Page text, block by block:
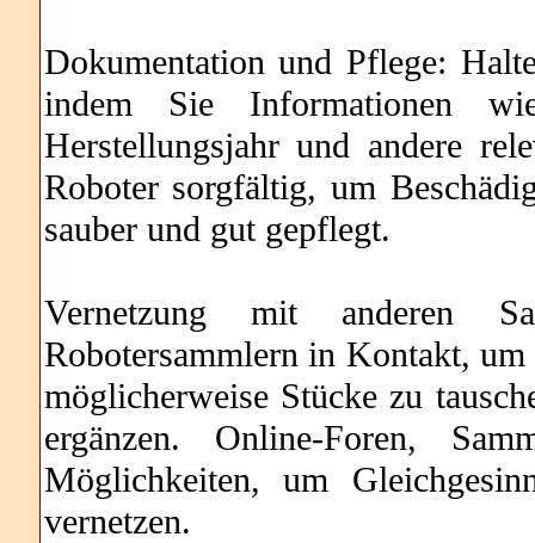
Dokumentation und Pflege:
indem Sie Informationen
Herstellungsjahr und andere
Roboter sorgfältig, um
sauber und gut gepflegt.
Vernetzung mit anderen
Robotersammlern in Kontakt,
möglicherweise Stücke zu
ergänzen. Online-Foren,
Möglichkeiten, um
vernetzen.